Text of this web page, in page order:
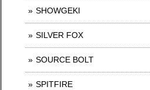
SHOWGEKI
SILVER FOX
SOURCE BOLT
SPITFIRE